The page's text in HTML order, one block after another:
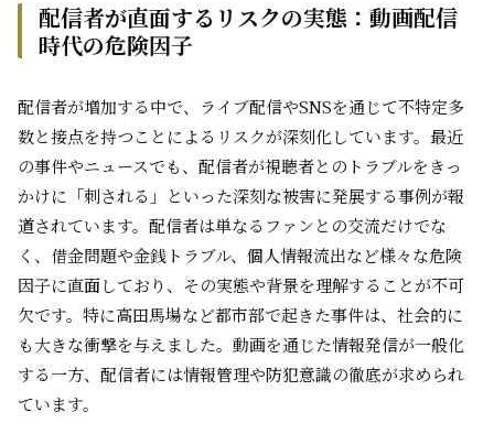
配信者が直面するリスクの実態：動画配信
時代の危険因子
配信者が増加する中で、ライブ配信やSNSを通じて不特定多
数と接点を持つことによるリスクが深刻化しています。最近
の事件やニュースでも、配信者が視聴者とのトラブルをきっ
かけに「刺される」といった深刻な被害に発展する事例が報
道されています。配信者は単なるファンとの交流だけでな
く、借金問題や金銭トラブル、個人情報流出など様々な危険
因子に直面しており、その実態や背景を理解することが不可
欠です。特に高田馬場など都市部で起きた事件は、社会的に
も大きな衝撃を与えました。動画を通じた情報発信が一般化
する一方、配信者には情報管理や防犯意識の徹底が求められ
ています。